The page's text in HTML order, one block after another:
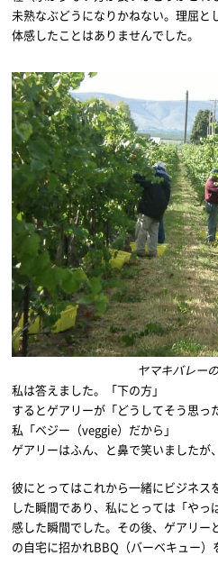
未熟なぶどうになりかねない。理屈と
体感したことはありませんでした。
ヤマキバレー
私は答えました。「下の方」
するとゲアリーが「どうしてそう思っ
私「ベジー（veggie）だから」
ゲアリーはふん、と鼻で笑いましたが
彼にとってはこれから一緒にビジネス
した瞬間であり、私にとっては「や
感した瞬間でした。その後、ゲアリー
の自宅に招かれBBQ（バーベキュー）